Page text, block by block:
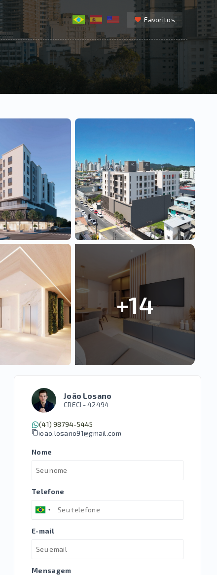
Favoritos
+14
João Losano
CRECI -42494
(41) 98794-5445
joao.losano91@gmail.com
Nome
Telefone
E-mail
Mensagem